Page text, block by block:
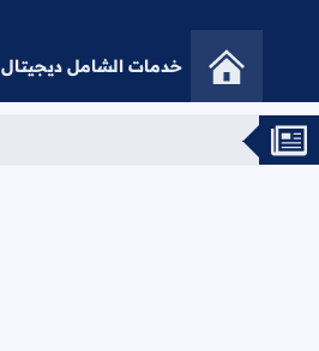
خدمات الشامل ديجيتال